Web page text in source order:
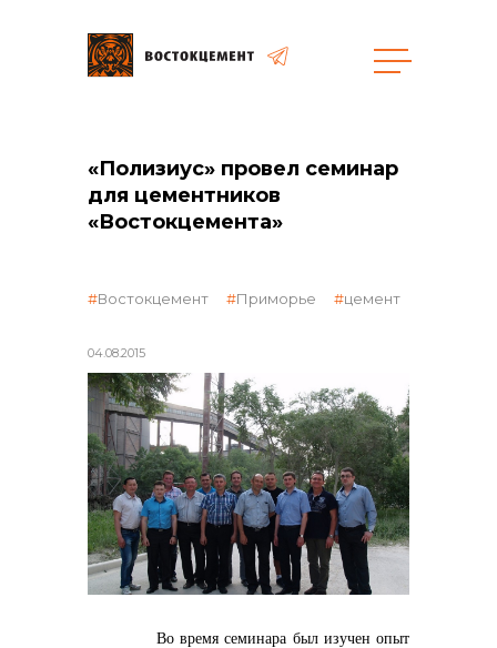
общая информация
реализация неликвидов
контакты отдела закупок
«Полизиус» провел семинар
для цементников
«Востокцемента»
04.08.2015
Востокцемент Приморье цемент
Во время семинара был изучен опыт